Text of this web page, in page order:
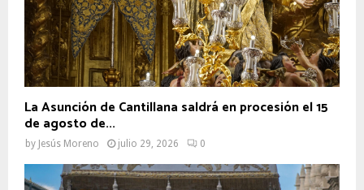
La Asunción de Cantillana saldrá en procesión el 15
de agosto de...
by Jesús Moreno julio 29, 2026 0